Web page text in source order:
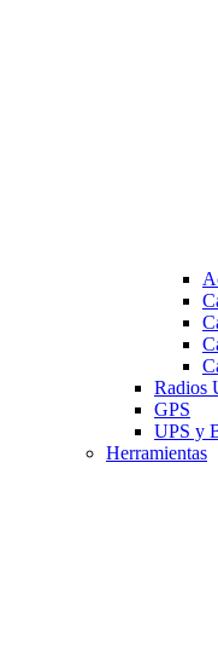
Radios
GPS
UPS y
Herramientas